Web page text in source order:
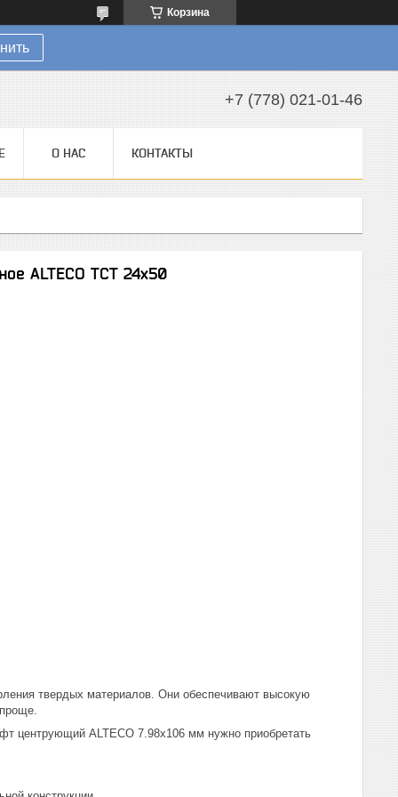
Корзина
+7 (778) 021-01-46
О НАС КОНТАКТЫ
ALTECO TCT 24х50
твердых материалов. Они обеспечивают высокую
центрующий ALTECO 7.98х106 мм нужно приобретать